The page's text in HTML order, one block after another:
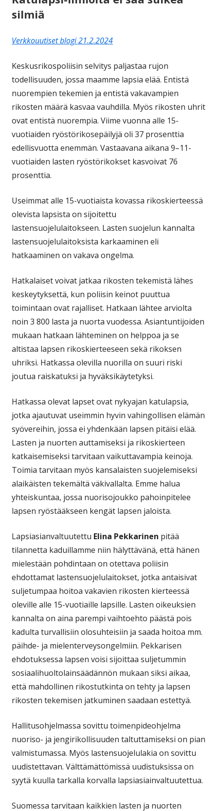
silmiä
Verkkouutiset blogi 21.2.2024
Keskusrikospoliisin selvitys paljastaa rujon
todellisuuden, jossa maamme lapsia elää. Entistä
nuorempien tekemien ja entistä vakavampien
rikosten määrä kasvaa vauhdilla. Myös rikosten uhrit
ovat entistä nuorempia. Viime vuonna alle 15-
vuotiaiden ryöstörikosepäilyjä oli 37 prosenttia
edellisvuotta enemmän. Vastaavana aikana 9–11-
vuotiaiden lasten ryöstörikokset kasvoivat 76
prosenttia.
Useimmat alle 15-vuotiaista kovassa rikoskierteessä
olevista lapsista on sijoitettu
lastensuojelulaitokseen. Lasten suojelun kannalta
lastensuojelulaitoksista karkaaminen eli
hatkaaminen on vakava ongelma.
Hatkalaiset voivat jatkaa rikosten tekemistä lähes
keskeytyksettä, kun poliisin keinot puuttua
toimintaan ovat rajalliset. Hatkaan lähtee arviolta
noin 3 800 lasta ja nuorta vuodessa. Asiantuntijoiden
mukaan hatkaan lähteminen on helppoa ja se
altistaa lapsen rikoskierteeseen sekä rikoksen
uhriksi. Hatkassa olevilla nuorilla on suuri riski
joutua raiskatuksi ja hyväksikäytetyksi.
Hatkassa olevat lapset ovat nykyajan katulapsia,
jotka ajautuvat useimmin hyvin vahingollisen elämän
syövereihin, jossa ei yhdenkään lapsen pitäisi elää.
Lasten ja nuorten auttamiseksi ja rikoskierteen
katkaisemiseksi tarvitaan vaikuttavampia keinoja.
Toimia tarvitaan myös kansalaisten suojelemiseksi
alaikäisten tekemältä väkivallalta. Emme halua
yhteiskuntaa, jossa nuorisojoukko pahoinpitelee
lapsen ryöstääkseen kengät lapsen jaloista.
Lapsiasianvaltuutettu Elina Pekkarinen pitää
tilannetta kaduillamme niin hälyttävänä, että hänen
mielestään pohdintaan on otettava poliisin
ehdottamat lastensuojelulaitokset, jotka antaisivat
suljetumpaa hoitoa vakavien rikosten kierteessä
oleville alle 15-vuotiaille lapsille. Lasten oikeuksien
kannalta on aina parempi vaihtoehto päästä pois
kadulta turvallisiin olosuhteisiin ja saada hoitoa mm.
päihde- ja mielenterveysongelmiin. Pekkarisen
ehdotuksessa lapsen voisi sijoittaa suljetummin
sosiaalihuoltolainsäädännön mukaan siksi aikaa,
että mahdollinen rikostutkinta on tehty ja lapsen
rikosten tekemisen jatkuminen saadaan estettyä.
Hallitusohjelmassa sovittu toimenpideohjelma
nuoriso- ja jengirikollisuuden taltuttamiseksi on pian
valmistumassa. Myös lastensuojelulakia on sovittu
uudistettavan. Välttämättömissä uudistuksissa on
syytä kuulla tarkalla korvalla lapsiasiainvaltuutettua.
Suomessa tarvitaan kaikkien lasten ja nuorten